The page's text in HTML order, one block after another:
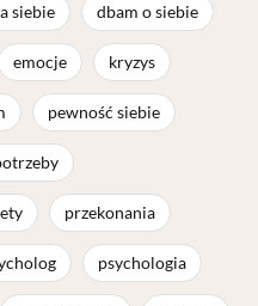
siebie dbam o siebie
emocje kryzys
pewność siebie
przekonania
psychologia